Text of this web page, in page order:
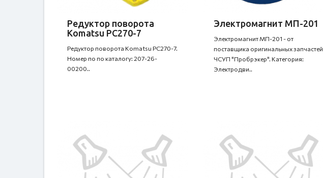
Редуктор поворота
Komatsu PC270-7
Редуктор поворота Komatsu PC270-7.
Номер по по каталогу: 207-26-
00200..
Электромагнит МП-201
Электромагнит МП-201 - от
поставщика оригинальных запчастей
ЧСУП "Пробрэкер". Категория:
Электродви..